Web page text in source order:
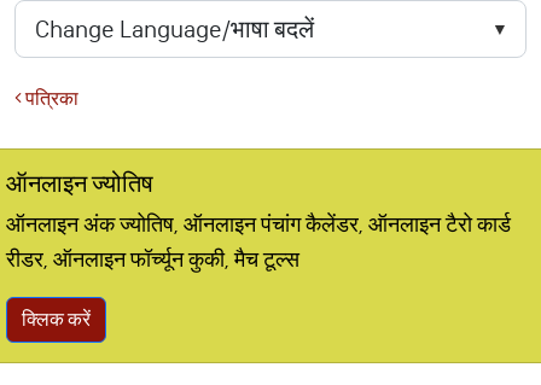
पत्रिका
ऑनलाइन ज्योतिष
ऑनलाइन अंक ज्योतिष, ऑनलाइन पंचांग कैलेंडर, ऑनलाइन टैरो कार्ड
रीडर, ऑनलाइन फॉर्च्यून कुकी, मैच टूल्स
क्लिक करें